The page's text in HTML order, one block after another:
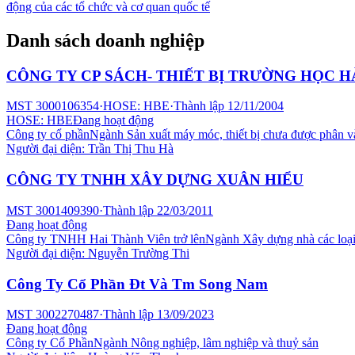
động của các tổ chức và cơ quan quốc tế
Danh sách doanh nghiệp
CÔNG TY CP SÁCH- THIẾT BỊ TRƯỜNG HỌC
MST 3000106354·HOSE: HBE·Thành lập 12/11/2004
HOSE: HBEĐang hoạt động
Công ty cổ phầnNgành Sản xuất máy móc, thiết bị chưa được phân
Người đại diện: Trần Thị Thu Hà
CÔNG TY TNHH XÂY DỰNG XUÂN HIỂU
MST 3001409390·Thành lập 22/03/2011
Đang hoạt động
Công ty TNHH Hai Thành Viên trở lênNgành Xây dựng nhà các loại
Người đại diện: Nguyễn Trường Thi
Công Ty Cổ Phần Đt Và Tm Song Nam
MST 3002270487·Thành lập 13/09/2023
Đang hoạt động
Công ty Cổ PhầnNgành Nông nghiệp, lâm nghiệp và thuỷ sản